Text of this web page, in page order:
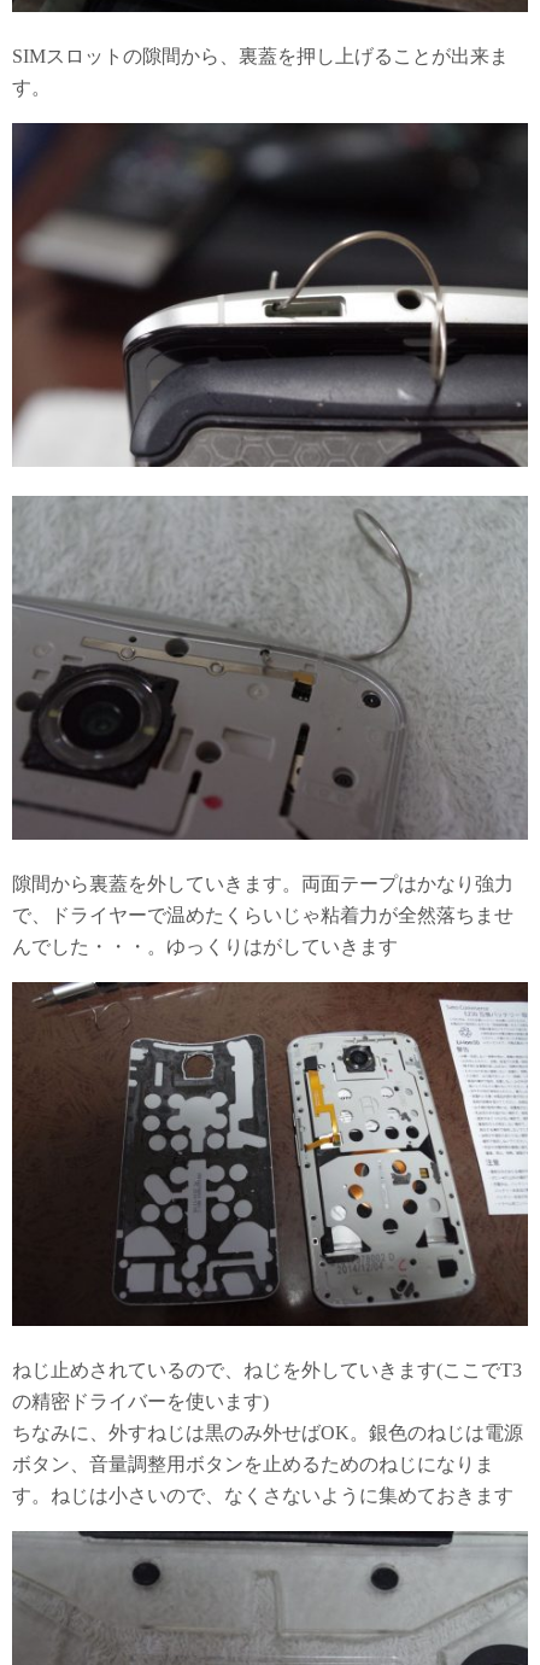
SIMスロットの隙間から、裏蓋を押し上げることが出来ま
す。
隙間から裏蓋を外していきます。両面テープはかなり強力
で、ドライヤーで温めたくらいじゃ粘着力が全然落ちませ
んでした・・・。ゆっくりはがしていきます
ねじ止めされているので、ねじを外していきます(ここでT3
の精密ドライバーを使います)
ちなみに、外すねじは黒のみ外せばOK。銀色のねじは電源
ボタン、音量調整用ボタンを止めるためのねじになりま
す。ねじは小さいので、なくさないように集めておきます